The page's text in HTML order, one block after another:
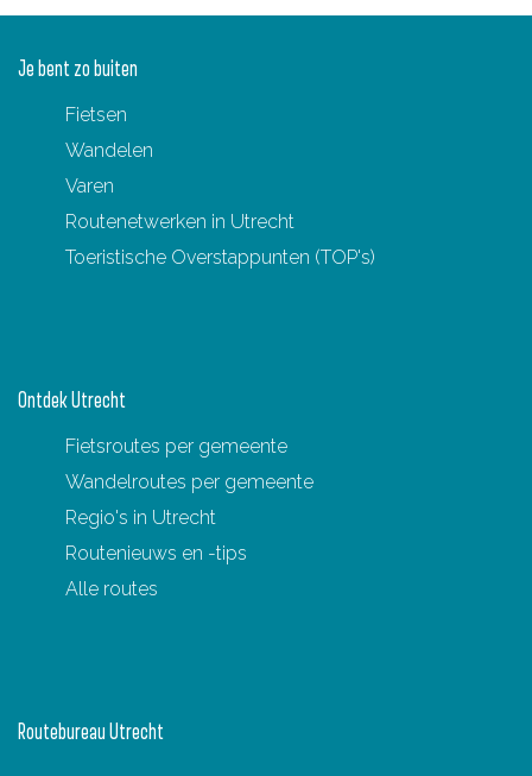
Je bent zo buiten
Fietsen
Wandelen
Varen
Routenetwerken in Utrecht
Toeristische Overstappunten (TOP's)
Ontdek Utrecht
Fietsroutes per gemeente
Wandelroutes per gemeente
Regio's in Utrecht
Routenieuws en -tips
Alle routes
Routebureau Utrecht